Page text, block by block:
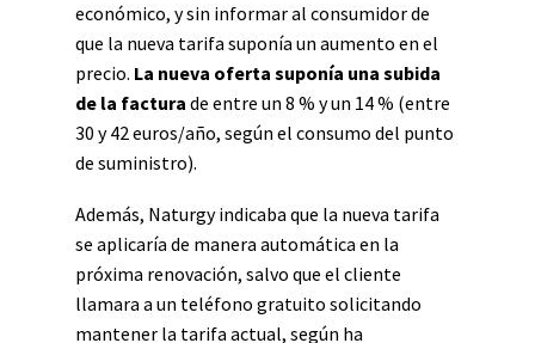
económico, y sin informar al consumidor de
que la nueva tarifa suponía un aumento en el
precio. La nueva oferta suponía una subida
de la factura de entre un 8 % y un 14 % (entre
30 y 42 euros/año, según el consumo del punto
de suministro).
Además, Naturgy indicaba que la nueva tarifa
se aplicaría de manera automática en la
próxima renovación, salvo que el cliente
llamara a un teléfono gratuito solicitando
mantener la tarifa actual, según ha